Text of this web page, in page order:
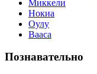
Миккели
Нокиа
Оулу
Вааса
Познавательно